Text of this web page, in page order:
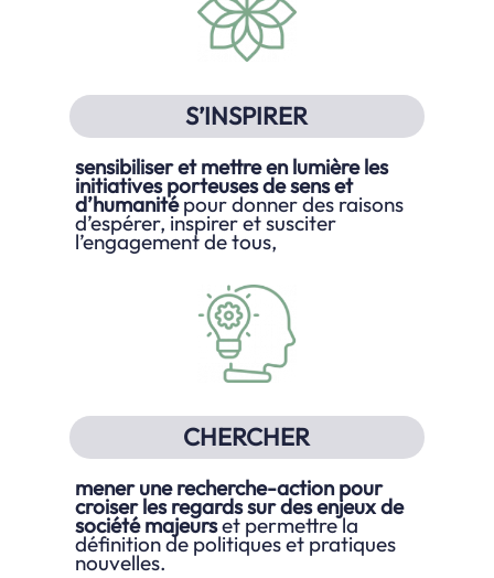
S’INSPIRER
sensibiliser et mettre en lumière les
initiatives porteuses de sens et
d’humanitépour donner des raisons
d’espérer, inspirer et susciter
l’engagement de tous,
CHERCHER
mener une recherche-action pour
croiser les regards sur des enjeux de
société majeurset permettre la
définition de politiques et pratiques
nouvelles.